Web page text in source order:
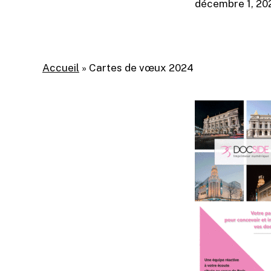
décembre 1,
Accueil » Cartes de vœux 2024